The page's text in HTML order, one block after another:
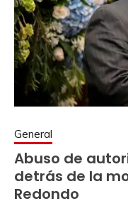
General
Abuso de
detrás de la
Redondo